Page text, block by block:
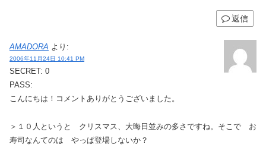
返信
AMADORA より:
2006年11月24日 10:41 PM
SECRET: 0
PASS:
こんにちは！コメントありがとうございました。
＞１０人というと クリスマス、大晦日並みの多さですね。そこで お
寿司なんてのは やっぱ登場しないか？